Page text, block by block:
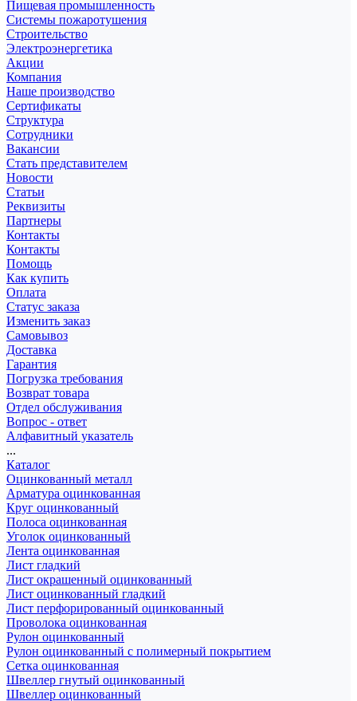
Пищевая промышленность
Системы пожаротушения
Строительство
Электроэнергетика
Акции
Компания
Наше производство
Сертификаты
Структура
Сотрудники
Вакансии
Стать представителем
Новости
Статьи
Реквизиты
Партнеры
Контакты
Контакты
Помощь
Как купить
Оплата
Статус заказа
Изменить заказ
Самовывоз
Доставка
Гарантия
Погрузка требования
Возврат товара
Отдел обслуживания
Вопрос - ответ
Алфавитный указатель
...
Каталог
Оцинкованный металл
Арматура оцинкованная
Круг оцинкованный
Полоса оцинкованная
Уголок оцинкованный
Лента оцинкованная
Лист гладкий
Лист окрашенный оцинкованный
Лист оцинкованный гладкий
Лист перфорированный оцинкованный
Проволока оцинкованная
Рулон оцинкованный
Рулон оцинкованный с полимерный покрытием
Сетка оцинкованная
Швеллер гнутый оцинкованный
Швеллер оцинкованный